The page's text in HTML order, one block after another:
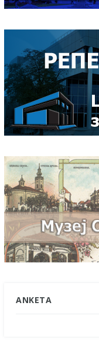
ANKETA